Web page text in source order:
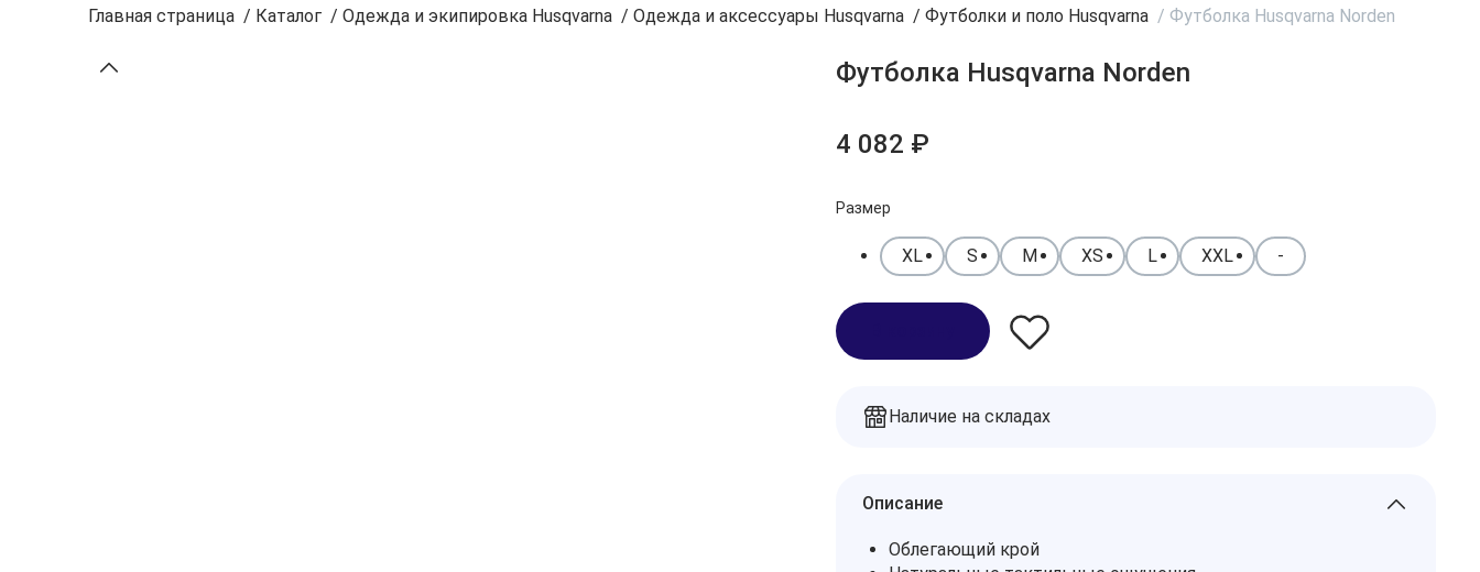
Главная страница / Каталог / Одежда и экипировка Husqvarna / Одежда и аксессуары Husqvarna / Футболки и поло Husqvarna / Футболка Husqvarna Norden
Футболка Husqvarna Norden
4 082 ₽
Размер
XL S M XS L XXL -
Наличие на складах
Описание
Облегающий крой